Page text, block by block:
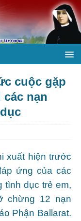
cuộc gặp
nạn
xuất hiện trước
ứng của các
tình dục trẻ em,
chừng 12 nạn
Phận Ballarat.